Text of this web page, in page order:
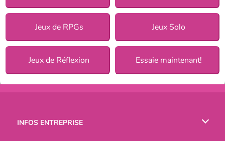
Jeux de RPGs Jeux Solo
Jeux de Réflexion Essaie maintenant!
INFOS ENTREPRISE